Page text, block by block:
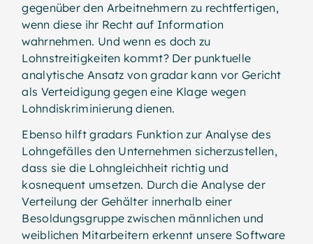
gegenüber den Arbeitnehmern zu rechtfertigen,
wenn diese ihr Recht auf Information
wahrnehmen. Und wenn es doch zu
Lohnstreitigkeiten kommt? Der punktuelle
analytische Ansatz von gradar kann vor Gericht
als Verteidigung gegen eine Klage wegen
Lohndiskriminierung dienen.
Ebenso hilft gradars Funktion zur Analyse des
Lohngefälles den Unternehmen sicherzustellen,
dass sie die Lohngleichheit richtig und
kosnequent umsetzen. Durch die Analyse der
Verteilung der Gehälter innerhalb einer
Besoldungsgruppe zwischen männlichen und
weiblichen Mitarbeitern erkennt unsere Software